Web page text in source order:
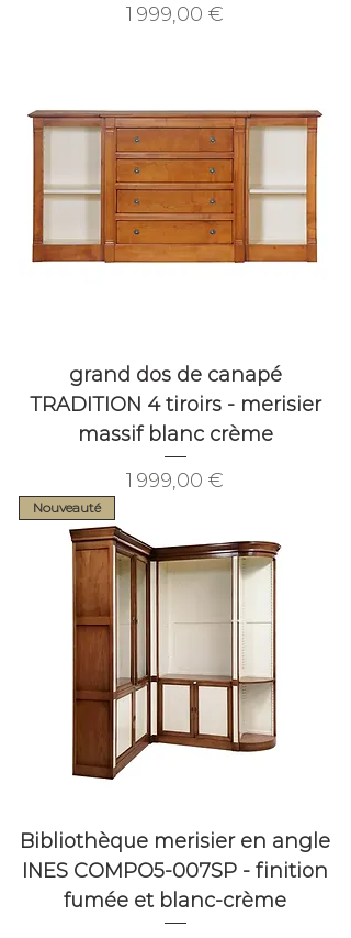
Prix
1 999,00 €
grand dos de canapé
TRADITION 4 tiroirs - merisier
massif blanc crème
Prix
1 999,00 €
Nouveauté
Bibliothèque merisier en angle
INES COMPO5-007SP - finition
fumée et blanc-crème